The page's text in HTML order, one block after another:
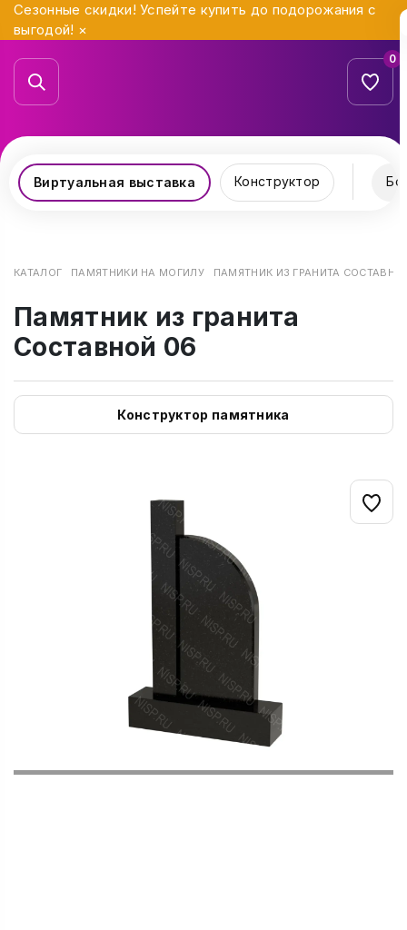
Сезонные скидки! Успейте купить до подорожания с
выгодой! ×
0
Виртуальная выставка Конструктор
КАТАЛОГ ПАМЯТНИКИ НА МОГИЛУ ПАМЯТНИК ИЗ ГРАНИТА
Памятник из гранита
Составной 06
Конструктор памятника